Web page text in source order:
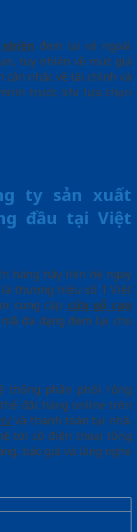
đem lại vẻ ngoài
tuy nhiên về mức giá
cân nhắc về tài chính và
trước khi lựa chọn
ty sản xuất
đầu tại Việt
hàng hãy liên hệ ngay
thương hiệu số 1 Việt
cung cấp cửa gỗ cao
đa dạng đem lại cho
thống phân phối rộng
đặt hàng online trên
và thanh toán tại nhà.
tới số điện thoại tổng
báo giá và lắng nghe